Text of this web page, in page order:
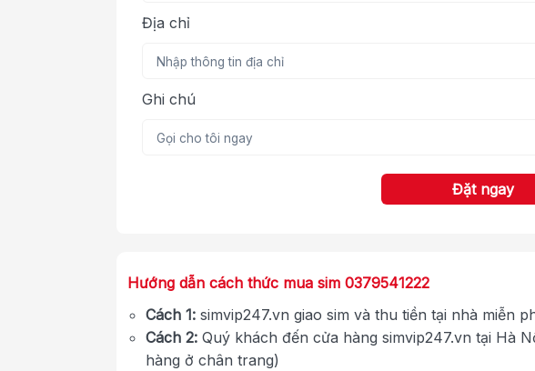
Địa chỉ
Ghi chú
Đặt ngay
Hướng dẫn cách thức mua sim 0379541222
Cách 1: simvip247.vn giao sim và thu tiền tại nhà miễn
Cách 2: Quý khách đến cửa hàng simvip247.vn tại Hà
hàng ở chân trang)